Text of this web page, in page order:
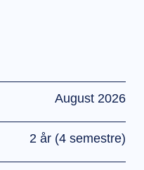
August 2026
2 år (4 semestre)